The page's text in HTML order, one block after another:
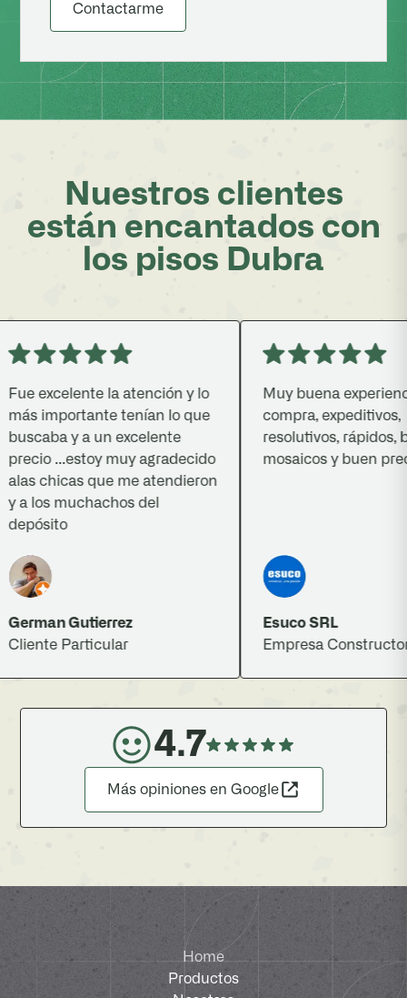
Contactarme
Nuestros clientes
están encantados con
los pisos Dubra
excelente la atención y lo
importante tenían lo que
y a un excelente
...estoy muy agradecido
chicas que me atendieron
los muchachos del
Gutierrez
Particular
Muy buena experiencia
compra, expeditivos,
resolutivos, rápidos,
mosaicos y buen precio.
Esuco SRL
Empresa Constructora
4.7
Más opiniones en Google
Home
Productos